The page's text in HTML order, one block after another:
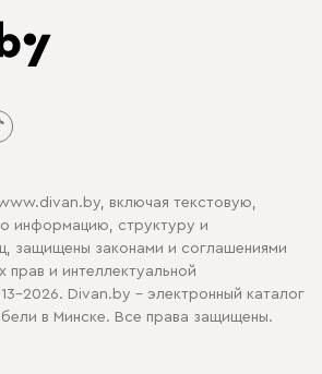
включая текстовую,
информацию, структуру и
защищены законами и соглашениями
прав и интеллектуальной
2026. Divan.by - электронный каталог
в Минске. Все права защищены.